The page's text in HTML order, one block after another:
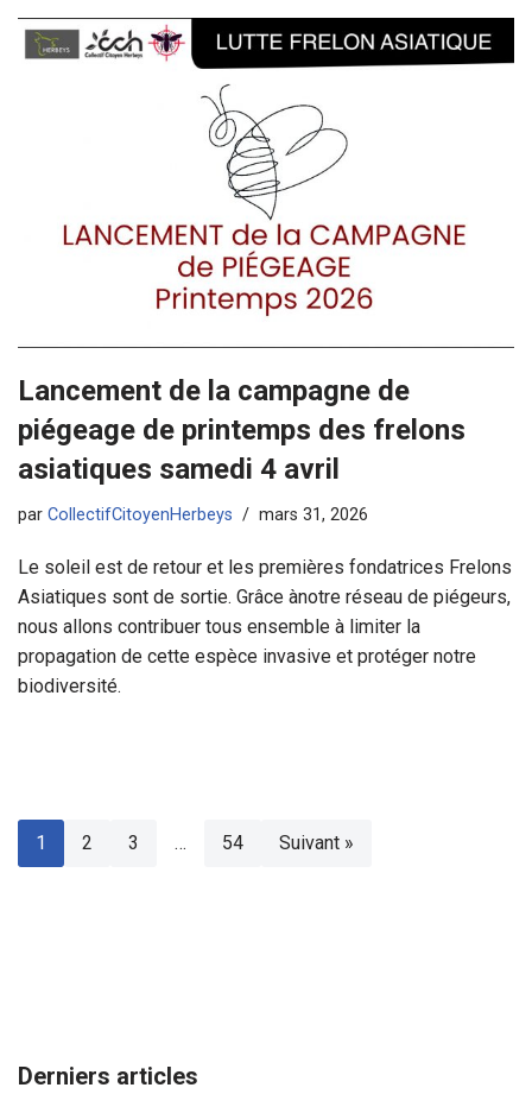
Lancement de la campagne de
piégeage de printemps des frelons
asiatiques samedi 4 avril
par CollectifCitoyenHerbeys mars 31, 2026
Le soleil est de retour et les premières fondatrices Frelons
Asiatiques sont de sortie. Grâce ànotre réseau de piégeurs,
nous allons contribuer tous ensemble à limiter la
propagation de cette espèce invasive et protéger notre
biodiversité.
1 2 3 … 54 Suivant »
Derniers articles